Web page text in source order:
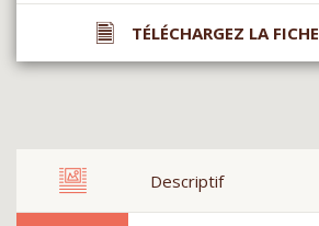
TÉLÉCHARGEZ LA
Descriptif